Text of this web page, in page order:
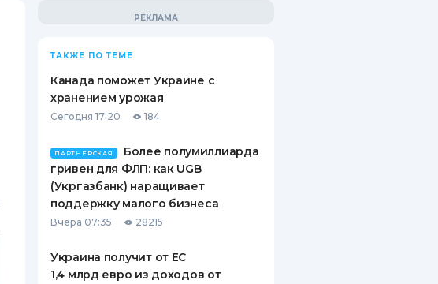
ТАКЖЕ ПО ТЕМЕ
Канада поможет Украине с
хранением урожая
Сегодня 17:20 184
ПАРТНЕРСКАЯ
Более полумиллиарда
гривен для ФЛП: как UGB
(Укргазбанк) наращивает
поддержку малого бизнеса
Вчера 07:35 28215
Украина получит от ЕС
1,4 млрд евро из доходов от